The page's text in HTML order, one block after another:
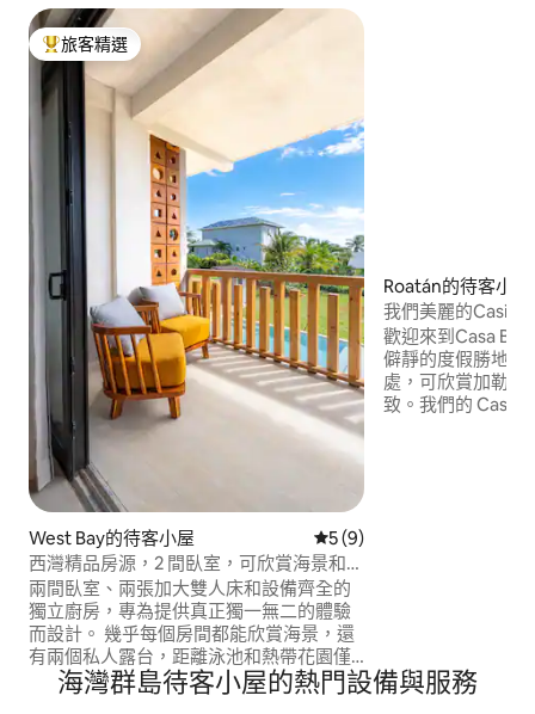
旅客精選榜首
旅客精選
West Bay的待客小屋 從 9 則評價中獲得 5 的平
5 (9)
西灣精品房源，2 間臥室，可欣賞海景和日
落，附泳池
兩間臥室、兩張加大雙人床和設備齊全的
獨立廚房，專為提供真正獨一無二的體驗
而設計。 幾乎每個房間都能欣賞海景，還
有兩個私人露台，距離泳池和熱帶花園僅
幾步之遙。 穿過街道，你就來到一個平
靜、水淺的海灣，非常適合沿著海邊散
Roatán的待客小屋
我們美麗的Casita
歡迎來到Casa
僻靜的度假勝地，
處，可欣賞加勒比
致。我們的 Casita
海灣群島待客小屋的熱門設備與服務